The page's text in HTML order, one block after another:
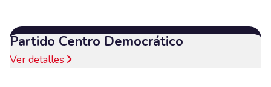
Partido Centro Democrático
Ver detalles